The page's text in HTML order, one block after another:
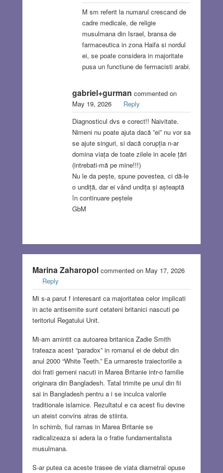
M sm referit la numarul crescand de
cadre medicale, de religie
musulmana din Israel, bransa de
farmaceutica in zona Haifa si nordul
ei, se poate considera in majoritate
pusa un functiune de fermacisti arabi.
gabriel+gurman commented on
May 19, 2026
Reply
Diagnosticul dvs e corect!! Naivitate.
Nimeni nu poate ajuta dacă ”ei” nu vor sa
se ajute singuri, si dacă corupția n-ar
domina viața de toate zilele in acele țări
(intrebati-mă pe mine!!!)
Nu le da pește, spune povestea, ci dă-le
o undiță, dar ei vând undița și așteaptă
în continuare peștele
GbM
Marina Zaharopol commented on May 17, 2026
Reply
Mi s-a parut f interesant ca majoritatea celor implicati
in acte antisemite sunt cetateni britanici nascuti pe
teritoriul Regatului Unit.
Mi-am amintit ca autoarea britanica Zadie Smith
trateaza acest “paradox” in romanul ei de debut din
anul 2000 “White Teeth.” Ea urmareste traiectoriile a
doi frati gemeni nacuti in Marea Britanie intr-o familie
originara din Bangladesh. Tatal trimite pe unul din fii
sai in Bangladesh pentru a i se inculca valorile
traditionale islamice. Rezultatul e ca acest fiu devine
un ateist convins atras de stiinta.
In schimb, fiul ramas in Marea Britanie se
radicalizeaza si adera la o fratie fundamentalista
musulmana.
S-ar putea ca aceste trasee de viata diametral opuse